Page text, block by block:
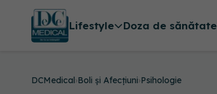
Lifestyle Doza de sănătate
DCMedical›Boli și Afecțiuni›Psihologie